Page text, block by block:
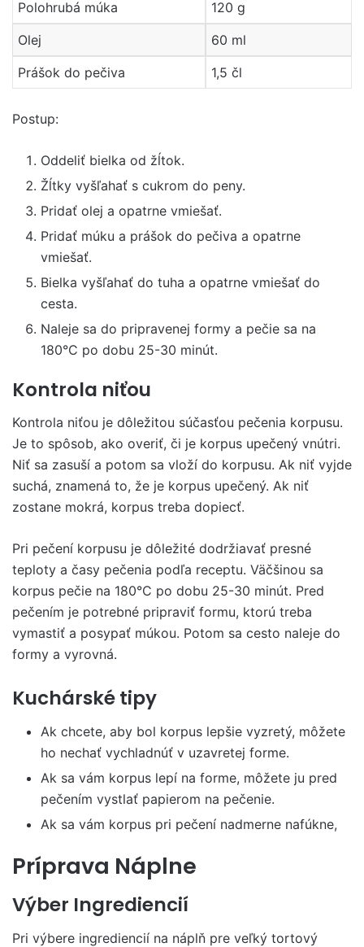
Polohrubá múka
120 g
Olej
60 ml
Prášok do pečiva
1,5 čl
Postup:
Oddeliť bielka od žĺtok.
Žĺtky vyšľahať s cukrom do peny.
Pridať olej a opatrne vmiešať.
Pridať múku a prášok do pečiva a opatrne
vmiešať.
Bielka vyšľahať do tuha a opatrne vmiešať do
cesta.
Naleje sa do pripravenej formy a pečie sa na
180°C po dobu 25-30 minút.
Kontrola niťou
Kontrola niťou je dôležitou súčasťou pečenia korpusu.
Je to spôsob, ako overiť, či je korpus upečený vnútri.
Niť sa zasuší a potom sa vloží do korpusu. Ak niť vyjde
suchá, znamená to, že je korpus upečený. Ak niť
zostane mokrá, korpus treba dopiecť.
Pri pečení korpusu je dôležité dodržiavať presné
teploty a časy pečenia podľa receptu. Väčšinou sa
korpus pečie na 180°C po dobu 25-30 minút. Pred
pečením je potrebné pripraviť formu, ktorú treba
vymastiť a posypať múkou. Potom sa cesto naleje do
formy a vyrovná.
Kuchárské tipy
Ak chcete, aby bol korpus lepšie vyzretý, môžete
ho nechať vychladnúť v uzavretej forme.
Ak sa vám korpus lepí na forme, môžete ju pred
pečením vystlať papierom na pečenie.
Ak sa vám korpus pri pečení nadmerne nafúkne,
Príprava Náplne
Výber Ingrediencií
Pri výbere ingrediencií na náplň pre veľký tortový